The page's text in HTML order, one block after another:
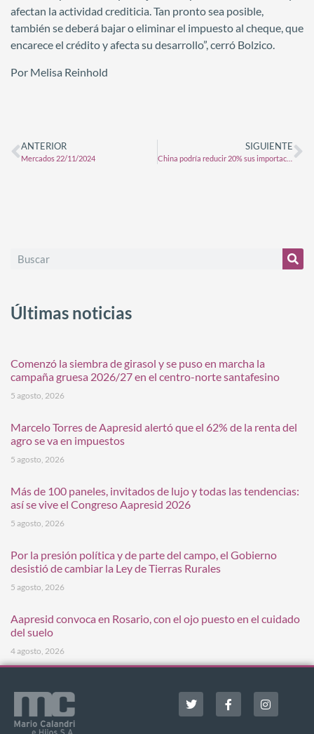
afectan la actividad crediticia. Tan pronto sea posible,
también se deberá bajar o eliminar el impuesto al cheque, que
encarece el crédito y afecta su desarrollo”, cerró Bolzico.
Por Melisa Reinhold
ANTERIOR
Mercados 22/11/2024
SIGUIENTE
China podría reducir 20% sus importaciones de soja en la próxima década
Últimas noticias
Comenzó la siembra de girasol y se puso en marcha la
campaña gruesa 2026/27 en el centro-norte santafesino
5 agosto, 2026
Marcelo Torres de Aapresid alertó que el 62% de la renta del
agro se va en impuestos
5 agosto, 2026
Más de 100 paneles, invitados de lujo y todas las tendencias:
así se vive el Congreso Aapresid 2026
5 agosto, 2026
Por la presión política y de parte del campo, el Gobierno
desistió de cambiar la Ley de Tierras Rurales
5 agosto, 2026
Aapresid convoca en Rosario, con el ojo puesto en el cuidado
del suelo
4 agosto, 2026